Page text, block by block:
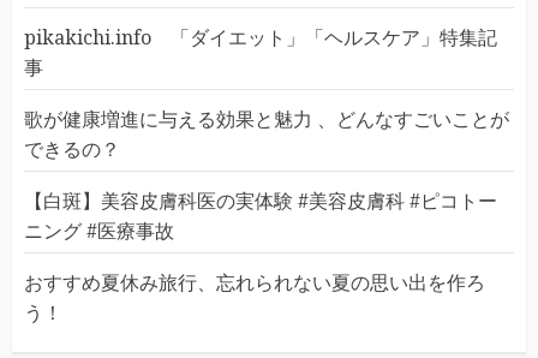
pikakichi.info 「ダイエット」「ヘルスケア」特集記
事
歌が健康増進に与える効果と魅力 、どんなすごいことが
できるの？
【白斑】美容皮膚科医の実体験 #美容皮膚科 #ピコトー
ニング #医療事故
おすすめ夏休み旅行、忘れられない夏の思い出を作ろ
う！